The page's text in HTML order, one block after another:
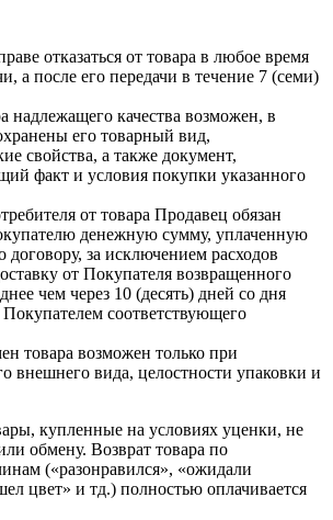
отказаться от товара в любое время
а после его передачи в течение 7 (семи)
надлежащего качества возможен, в
его товарный вид,
свойства, а также документ,
факт и условия покупки указанного
от товара Продавец обязан
денежную сумму, уплаченную
договору, за исключением расходов
от Покупателя возвращенного
чем через 10 (десять) дней со дня
соответствующего
товара возможен только при
внешнего вида, целостности упаковки и
купленные на условиях уценки, не
обмену. Возврат товара по
(«разонравился», «ожидали
цвет» и тд.) полностью оплачивается